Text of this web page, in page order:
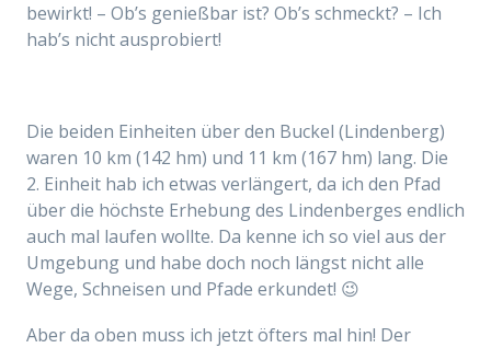
bewirkt! – Ob’s genießbar ist? Ob’s schmeckt? – Ich
hab’s nicht ausprobiert!
Die beiden Einheiten über den Buckel (Lindenberg)
waren 10 km (142 hm) und 11 km (167 hm) lang. Die
2. Einheit hab ich etwas verlängert, da ich den Pfad
über die höchste Erhebung des Lindenberges endlich
auch mal laufen wollte. Da kenne ich so viel aus der
Umgebung und habe doch noch längst nicht alle
Wege, Schneisen und Pfade erkundet! 😉
Aber da oben muss ich jetzt öfters mal hin! Der